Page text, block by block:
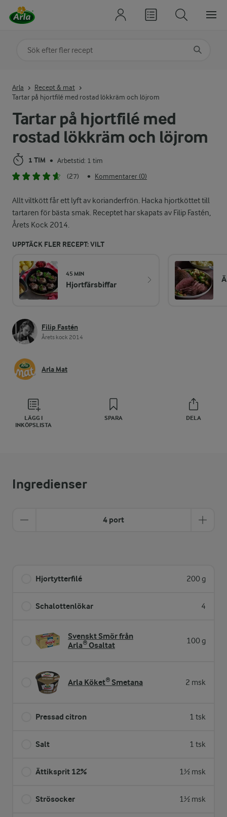
Tartar på hjortfilé med
rostad lökkräm och löjrom
1 TIM • Arbetstid: 1 tim
(27)
• Kommentarer (0)
Allt viltkött får ett lyft av korianderfrön. Hacka hjortköttet till
tartaren för bästa smak. Receptet har skapats av Filip Fastén,
Årets Kock 2014.
UPPTÄCK FLER RECEPT: VILT
45 MIN
Hjortfärsbiffar
Filip Fastén
Årets kock 2014
Arla Mat
LÄGG I
INKÖPSLISTA
SPARA DELA
Arla
Recept & mat
Tartar på hjortfilé med rostad lökkräm och löjrom
Ingredienser
4 port
Hjortytterfilé 200 g
Schalottenlökar 4
Svenskt Smör från
Arla® Osaltat
100 g
Arla Köket® Smetana 2 msk
Pressad citron 1 tsk
Salt 1 tsk
Ättiksprit 12% 1½ msk
Strösocker 1½ msk
Sök på kategori eller ingrediens